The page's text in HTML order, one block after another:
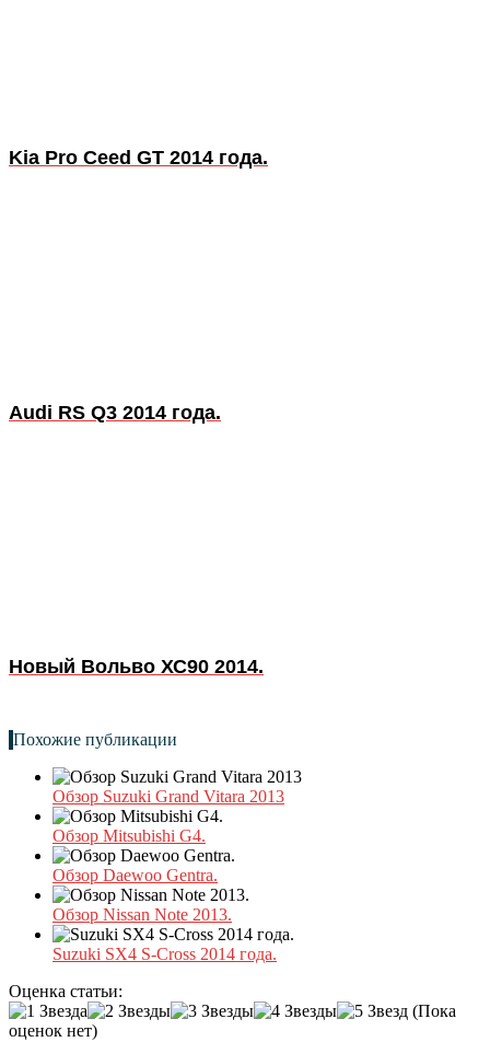
Kia Pro Ceed GT 2014 года.
Audi RS Q3 2014 года.
Новый Вольво ХС90 2014.
Похожие публикации
Обзор Suzuki Grand Vitara 2013
Обзор Mitsubishi G4.
Обзор Daewoo Gentra.
Обзор Nissan Note 2013.
Suzuki SX4 S-Cross 2014 года.
Оценка статьи:
(Пока
оценок нет)